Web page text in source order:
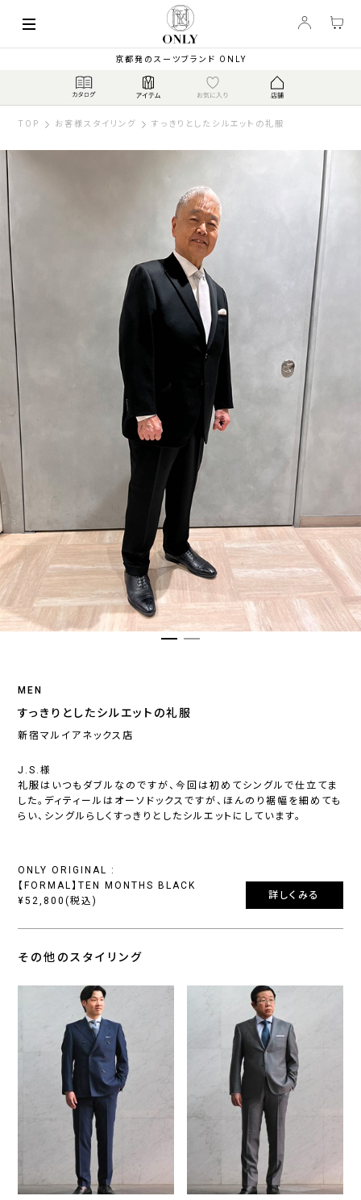
京都発のスーツブランド ONLY
TOP お客様スタイリング すっきりとしたシルエットの礼服
MEN
すっきりとしたシルエットの礼服
新宿マルイアネックス店
J.S.様
礼服はいつもダブルなのですが、今回は初めてシングルで仕立てま
した。ディティールはオーソドックスですが、ほんのり裾幅を細めても
らい、シングルらしくすっきりとしたシルエットにしています。
ONLY ORIGINAL :
【FORMAL】TEN MONTHS BLACK
¥52,800(税込)
詳しくみる
その他のスタイリング